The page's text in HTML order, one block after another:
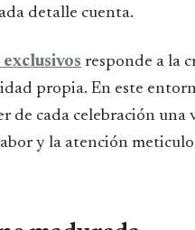
detalle cuenta.
responde a la
propia. En este
de cada celebración una
y la atención